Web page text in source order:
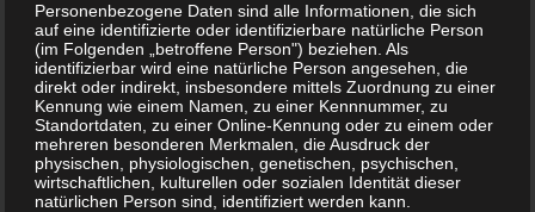
Eigenschaften. Die ursprünglichen Eigenschaften der
Reaktanten gehen dabei vollständig verloren. Ein
klassisches Beispiel ist die Verbrennung von Kohlenstoff
bzw. von kohlenstoffhaltigen Molekülen. Es entstehen stets
Kohlenoxide, die sich als neu entstehende Gase
verflüchtigen können.
Personenbezogene Daten sind alle Informationen, die sich
auf eine identifizierte oder identifizierbare natürliche Person
(im Folgenden „betroffene Person") beziehen. Als
identifizierbar wird eine natürliche Person angesehen, die
direkt oder indirekt, insbesondere mittels Zuordnung zu einer
Kennung wie einem Namen, zu einer Kennnummer, zu
Standortdaten, zu einer Online-Kennung oder zu einem oder
mehreren besonderen Merkmalen, die Ausdruck der
physischen, physiologischen, genetischen, psychischen,
wirtschaftlichen, kulturellen oder sozialen Identität dieser
natürlichen Person sind, identifiziert werden kann.